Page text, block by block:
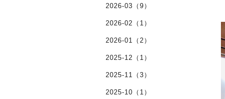
2026-03（9）
2026-02（1）
2026-01（2）
2025-12（1）
2025-11（3）
2025-10（1）